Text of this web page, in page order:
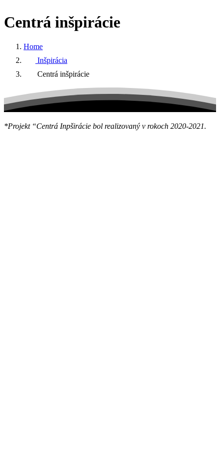
Centrá inšpirácie
Home
Inšpirácia
Centrá inšpirácie
*Projekt “Centrá Inpširácie bol realizovaný v rokoch 2020-2021.